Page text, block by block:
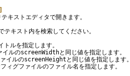
ストエディタで開きます。
スト内を検索してください。
フィグファイルのファイル名を指定します。